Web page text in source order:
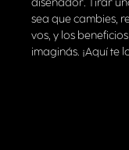
sea que cambies,
vos, y los
imaginás. ¡Aquí te